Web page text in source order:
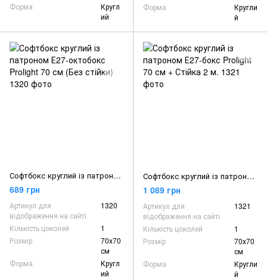
Форма
Кругл
ий
Форма
Кругли
й
Софтбокс круглий із патроном Е27-октобокс Prolight 70 см (Без стійки)
689 грн
Артикул для
відображення на сайті
1320
Кількість цоколей
1
Розмір
70х70
см
Форма
Кругл
ий
Софтбокс круглий із патроном Е27-бокс Prolight 70 см + Стійка 2 м.
1 089 грн
Артикул для
відображення на сайті
1321
Кількість цоколей
1
Розмір
70х70
см
Форма
Кругли
й